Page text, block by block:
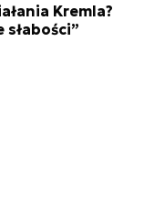
Kremla?
słabości”